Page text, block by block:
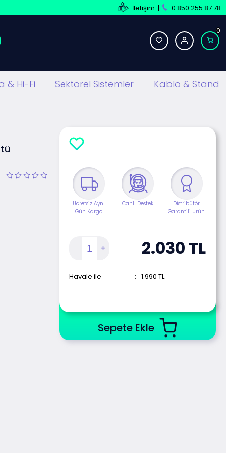
İletişim | 0 850 255 87 78
0
& Hi-Fi Sektörel Sistemler Kablo & Stand
Ücretsiz Aynı
Gün Kargo
Canlı Destek
Distribütör
Garantili Ürün
2.030 TL
Havale ile : 1.990 TL
Sepete Ekle